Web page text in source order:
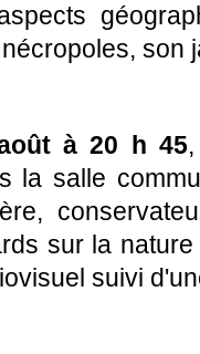
son
à 20 h 45,
la salle
sur la
suivi